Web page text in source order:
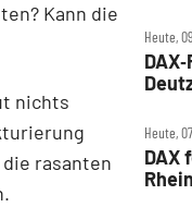
Kann die
nichts
rasanten
Heute,
Heute,
DAX